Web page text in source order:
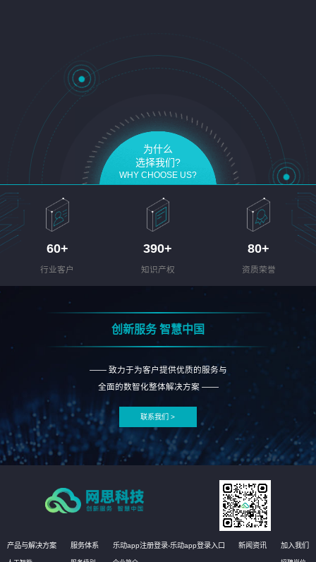
为什么
选择我们?
WHY CHOOSE US?
60+
行业客户
390+
知识产权
80+
资质荣誉
创新服务 智慧中国
—— 致力于为客户提供优质的服务与
全面的数智化整体解决方案 ——
联系我们 >
产品与解决方案 服务体系 乐动app注册登录-乐动app登录入口 新闻资讯 加入我们